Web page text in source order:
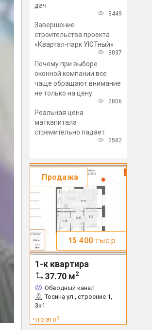
дач
3449
Завершение
строительства проекта
«Квартал-парк УЮТный»
3037
Почему при выборе
оконной компании все
чаще обращают внимание
не только на цену
2806
Реальная цена
маткапитала
стремительно падает
2582
Продажа
15 400 тыс.р.
1-к квартира
37.70 м2
Обводный канал
Тосина ул., строение 1,
3к1
что это?